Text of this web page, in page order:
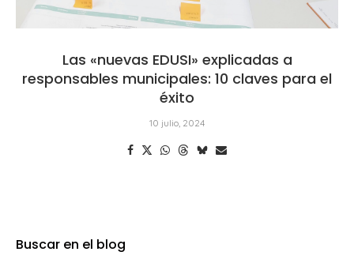
Las «nuevas EDUSI» explicadas a
responsables municipales: 10 claves para el
éxito
10 julio, 2024
Buscar en el blog